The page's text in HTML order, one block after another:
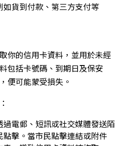
貨到付款、第三方支付等
你的信用卡資料，並用於未經
包括卡號碼、到期日及保安
便可能蒙受損失。
過電郵、短訊或社交媒體發送陌
擊。當市民點擊連結或附件